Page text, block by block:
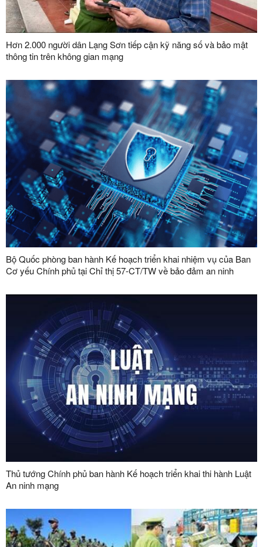
Hơn 2.000 người dân Lạng Sơn tiếp cận kỹ năng số và bảo mật
thông tin trên không gian mạng
Bộ Quốc phòng ban hành Kế hoạch triển khai nhiệm vụ của Ban
Cơ yếu Chính phủ tại Chỉ thị 57-CT/TW về bảo đảm an ninh
Thủ tướng Chính phủ ban hành Kế hoạch triển khai thi hành Luật
An ninh mạng